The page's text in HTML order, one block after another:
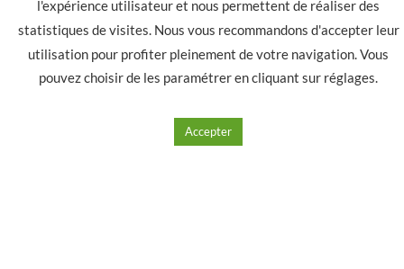
Pipe à eau “Tattoo” H42 D50
17.20€
l'expérience utilisateur et nous permettent de réaliser des
statistiques de visites. Nous vous recommandons d'accepter leur
utilisation pour profiter pleinement de votre navigation. Vous
pouvez choisir de les paramétrer en cliquant sur réglages.
Accepter